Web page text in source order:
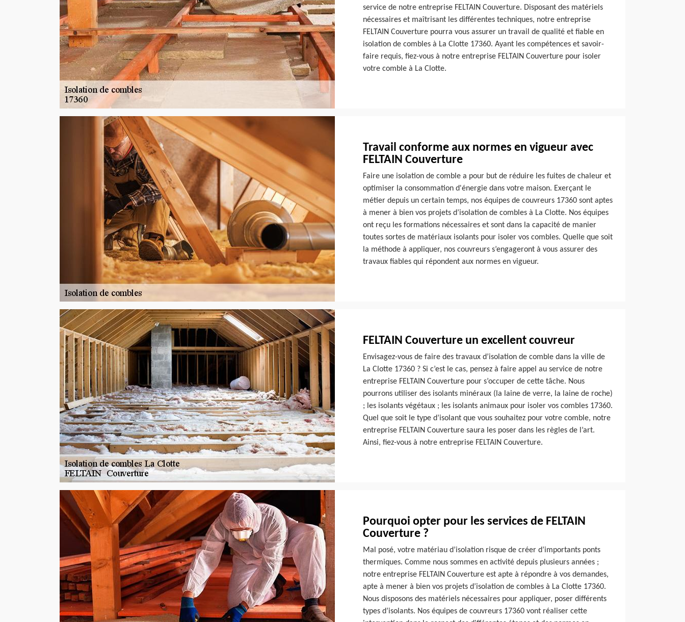
service de notre entreprise FELTAIN Couverture. Disposant des matériels
nécessaires et maîtrisant les différentes techniques, notre entreprise
FELTAIN Couverture pourra vous assurer un travail de qualité et fiable en
isolation de combles à La Clotte 17360. Ayant les compétences et savoir-
faire requis, fiez-vous à notre entreprise FELTAIN Couverture pour isoler
votre comble à La Clotte.
Travail conforme aux normes en vigueur avec
FELTAIN Couverture
Faire une isolation de comble a pour but de réduire les fuites de chaleur et
optimiser la consommation d'énergie dans votre maison. Exerçant le
métier depuis un certain temps, nos équipes de couvreurs 17360 sont aptes
à mener à bien vos projets d’isolation de combles à La Clotte. Nos équipes
ont reçu les formations nécessaires et sont dans la capacité de manier
toutes sortes de matériaux isolants pour isoler vos combles. Quelle que soit
la méthode à appliquer, nos couvreurs s’engageront à vous assurer des
travaux fiables qui répondent aux normes en vigueur.
FELTAIN Couverture un excellent couvreur
Envisagez-vous de faire des travaux d’isolation de comble dans la ville de
La Clotte 17360 ? Si c’est le cas, pensez à faire appel au service de notre
entreprise FELTAIN Couverture pour s’occuper de cette tâche. Nous
pourrons utiliser des isolants minéraux (la laine de verre, la laine de roche)
; les isolants végétaux ; les isolants animaux pour isoler vos combles 17360.
Quel que soit le type d’isolant que vous souhaitez pour votre comble, notre
entreprise FELTAIN Couverture saura les poser dans les règles de l’art.
Ainsi, fiez-vous à notre entreprise FELTAIN Couverture.
Pourquoi opter pour les services de FELTAIN
Couverture ?
Mal posé, votre matériau d’isolation risque de créer d’importants ponts
thermiques. Comme nous sommes en activité depuis plusieurs années ;
notre entreprise FELTAIN Couverture est apte à répondre à vos demandes,
apte à mener à bien vos projets d’isolation de combles à La Clotte 17360.
Nous disposons des matériels nécessaires pour appliquer, poser différents
types d’isolants. Nos équipes de couvreurs 17360 vont réaliser cette